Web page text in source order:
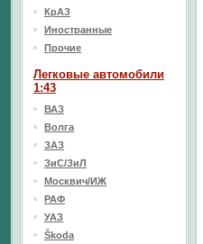
КрАЗ
Иностранные
Прочие
Легковые автомобили
1:43
ВАЗ
Волга
ЗАЗ
ЗиС/ЗиЛ
Москвич/ИЖ
РАФ
УАЗ
Škoda